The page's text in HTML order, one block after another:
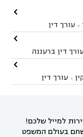

עורך דין
בגן יבנה
מלאכי

דין ברעננה
עורך דין בהוד
דין בקדימה


עורך דין
עורך דין

למייל שלכם!
שחם בעולם המשפט